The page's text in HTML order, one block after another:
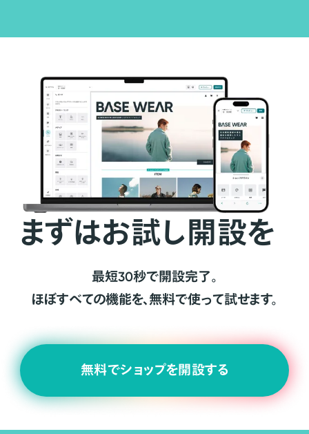
まずはお試し開設を
最短30秒で開設完了。
ほぼすべての機能を、無料で使って試せます。
無料でショップを開設する